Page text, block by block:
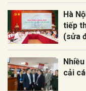
Hà
tiếp
(sửa
cải